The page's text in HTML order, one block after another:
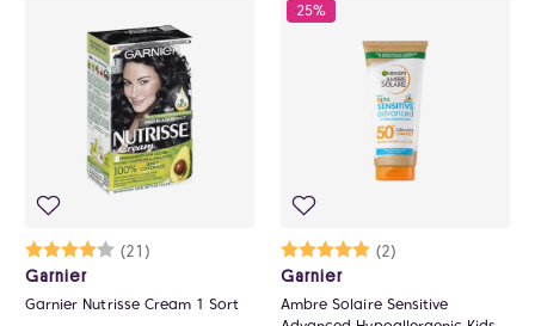
Karakter:
(21)
4.0 av 5 mulige
Garnier
Garnier Nutrisse Cream 1 Sort
25%
Karakter:
(2)
5.0 av 5 mulige
Garnier
Ambre Solaire Sensitive